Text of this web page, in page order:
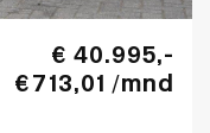
€ 40.995,-
€ 713,01 /mnd